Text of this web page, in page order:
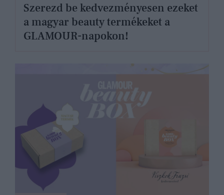
Szerezd be kedvezményesen ezeket
a magyar beauty termékeket a
GLAMOUR-napokon!